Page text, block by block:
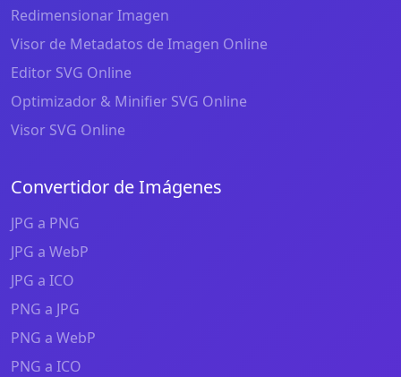
Redimensionar Imagen
Visor de Metadatos de Imagen Online
Editor SVG Online
Optimizador & Minifier SVG Online
Visor SVG Online
Convertidor de Imágenes
JPG a PNG
JPG a WebP
JPG a ICO
PNG a JPG
PNG a WebP
PNG a ICO